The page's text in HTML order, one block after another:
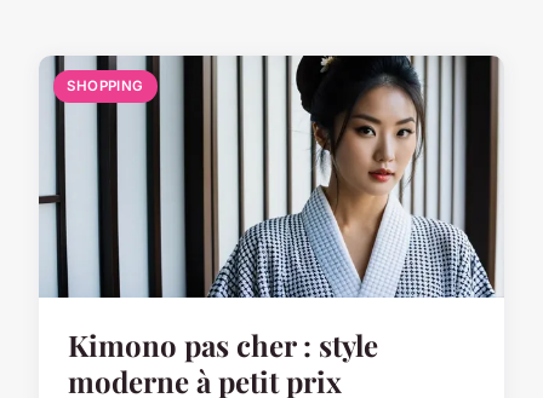
SHOPPING
Kimono pas cher : style
moderne à petit prix